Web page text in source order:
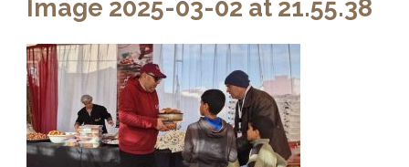
Image 2025-03-02 at 21.55.38